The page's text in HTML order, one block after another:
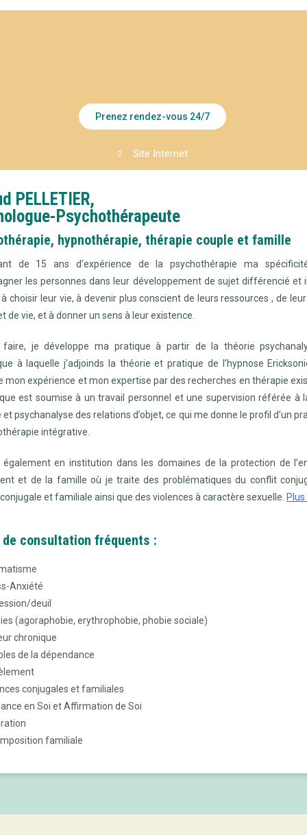
Prenez rendez-vous 24/7
Site Internet
PELLETIER,
Psychothérapeute
hypnothérapie, thérapie couple et famille
de 15 ans d’expérience de la psychothérapie ma
les personnes dans leur développement de sujet différencié et
choisir leur vie, à devenir plus conscient de leurs ressources , de
de vie, et à donner un sens à leur existence.
faire, je développe ma pratique à partir de la théorie
à laquelle j’adjoinds la théorie et pratique de l’hypnose
mon expérience et mon expertise par des recherches en thérapie
est soumise à un travail personnel et une supervision référée à
psychanalyse des relations d’objet, ce qui me donne le profil d’un
intégrative.
également en institution dans les domaines de la protection de
et de la famille où je traite des problématiques du conflit
et familiale ainsi que des violences à caractère sexuelle. Plus
consultation fréquents :
Anxiété
deuil
(agoraphobie, erythrophobie, phobie sociale)
chronique
de la dépendance
conjugales et familiales
en Soi et Affirmation de Soi
familiale